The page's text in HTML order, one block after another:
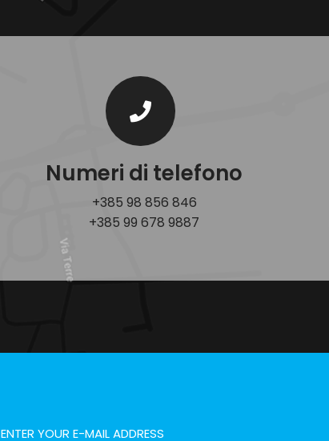
Numeri di telefono
+385 98 856 846
+385 99 678 9887